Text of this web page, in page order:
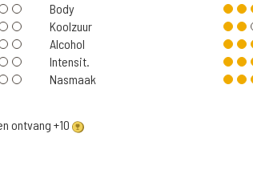
Body
Koolzuur
Alcohol
Intensit.
Nasmaak
ontvang +10